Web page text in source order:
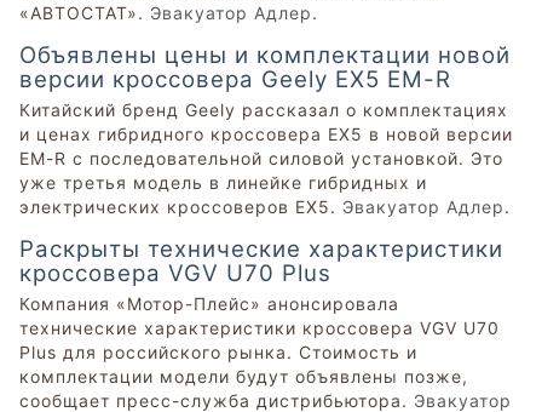
«АВТОСТАТ». Эвакуатор Адлер.
Объявлены цены и комплектации новой
версии кроссовера Geely EX5 EM-R
Китайский бренд Geely рассказал о комплектациях
и ценах гибридного кроссовера EX5 в новой версии
EM-R с последовательной силовой установкой. Это
уже третья модель в линейке гибридных и
электрических кроссоверов EX5. Эвакуатор Адлер.
Раскрыты технические характеристики
кроссовера VGV U70 Plus
Компания «Мотор-Плейс» анонсировала
технические характеристики кроссовера VGV U70
Plus для российского рынка. Стоимость и
комплектации модели будут объявлены позже,
сообщает пресс-служба дистрибьютора. Эвакуатор